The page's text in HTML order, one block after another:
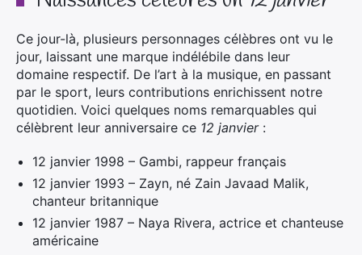
Ce jour-là, plusieurs personnages célèbres ont vu le
jour, laissant une marque indélébile dans leur
domaine respectif. De l’art à la musique, en passant
par le sport, leurs contributions enrichissent notre
quotidien. Voici quelques noms remarquables qui
célèbrent leur anniversaire ce 12 janvier:
12 janvier 1998 – Gambi, rappeur français
12 janvier 1993 – Zayn, né Zain Javaad Malik,
chanteur britannique
12 janvier 1987 – Naya Rivera, actrice et chanteuse
américaine